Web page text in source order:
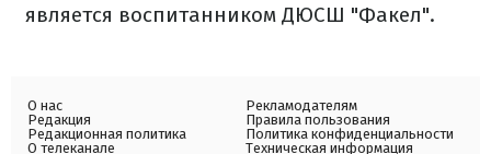
является воспитанником ДЮСШ "Факел".
О нас
Редакция
Редакционная политика
О телеканале
Рекламодателям
Правила пользования
Политика конфиденциальности
Техническая информация